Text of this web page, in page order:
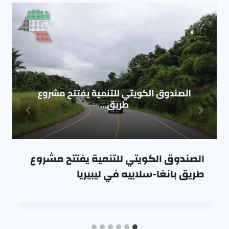
الصندوق الكويتي للتنمية يفتتح مشروع
طريق بانغا-سلاييه في ليبيريا